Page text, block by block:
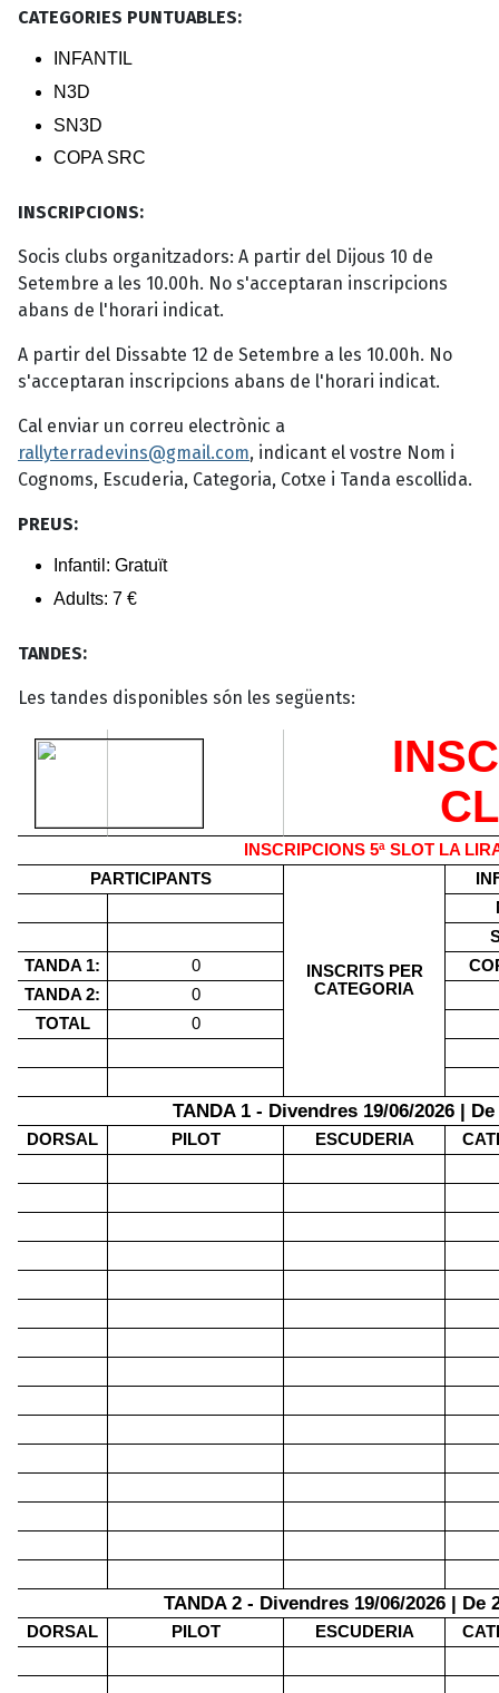
CATEGORIES PUNTUABLES:
INFANTIL
N3D
SN3D
COPA SRC
INSCRIPCIONS:
Socis clubs organitzadors: A partir del Dijous 10 de
Setembre a les 10.00h. No s'acceptaran inscripcions
abans de l'horari indicat.
A partir del Dissabte 12 de Setembre a les 10.00h. No
s'acceptaran inscripcions abans de l'horari indicat.
Cal enviar un correu electrònic a
rallyterradevins@gmail.com, indicant el vostre Nom i
Cognoms, Escuderia, Categoria, Cotxe i Tanda escollida.
PREUS:
Infantil: Gratuït
Adults: 7 €
TANDES:
Les tandes disponibles són les següents: